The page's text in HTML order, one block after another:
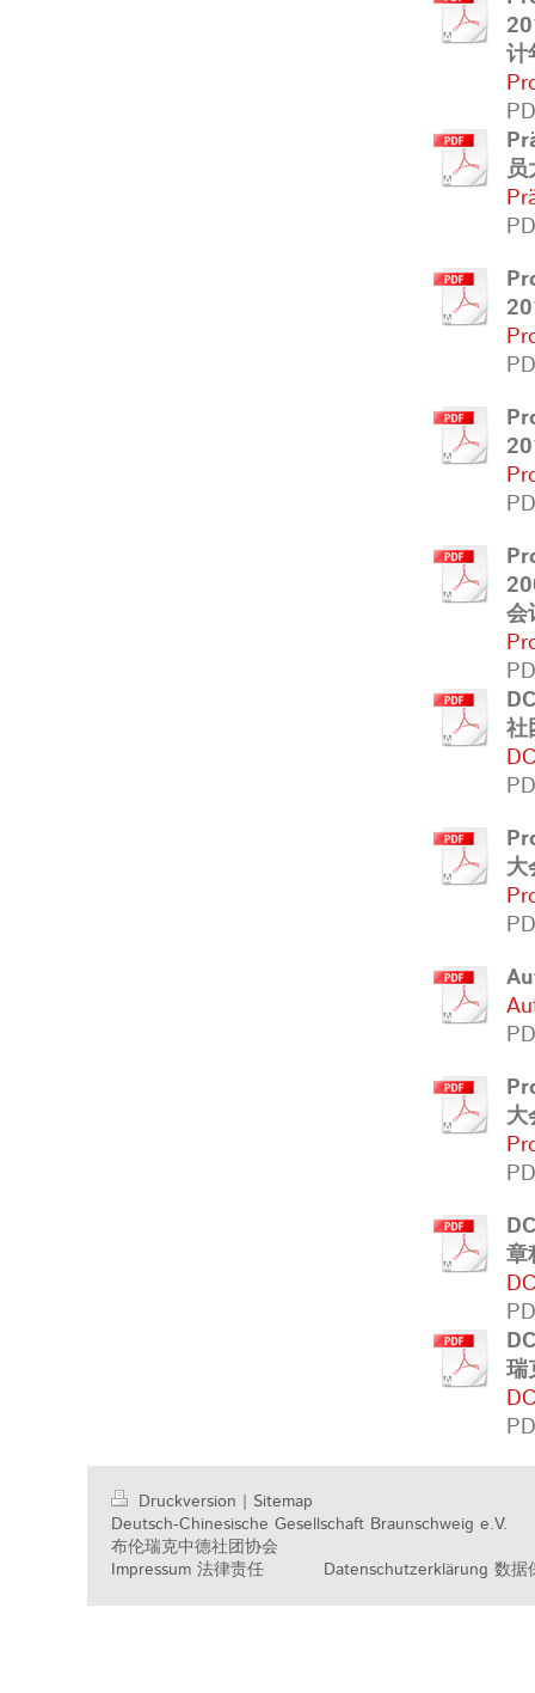
计
员
会
社
大
大
章
瑞
Druckversion | Sitemap
Deutsch-Chinesische Gesellschaft Braunschweig e.V.
布伦瑞克中德社团协会
Impressum 法律责任
Datenschutzerklärung 数据